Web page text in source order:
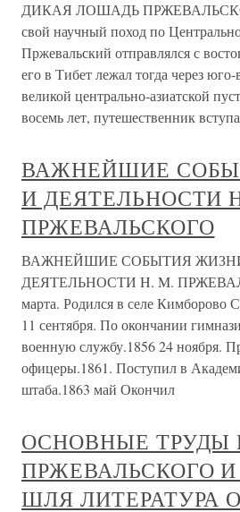
ДИКАЯ ЛОШАДЬ
свой научный поход по
Пржевальский отправлялся с
его в Тибет лежал тогда через
великой центрально-азиатской
восемь лет, путешественник
ВАЖНЕЙШИЕ
И ДЕЯТЕЛЬНОСТИ
ПРЖЕВАЛЬСКОГО
ВАЖНЕЙШИЕ СОБЫТИЯ
ДЕЯТЕЛЬНОСТИ H. M.
марта. Родился в селе Кимборово
11 сентября. По окончании
военную службу.1856 24 ноября.
офицеры.1861. Поступил в
штаба.1863 май Окончил
ОСНОВНЫЕ ТРУДЫ
ПРЖЕВАЛЬСКОГО
ШЛЯ ЛИТЕРАТУРА